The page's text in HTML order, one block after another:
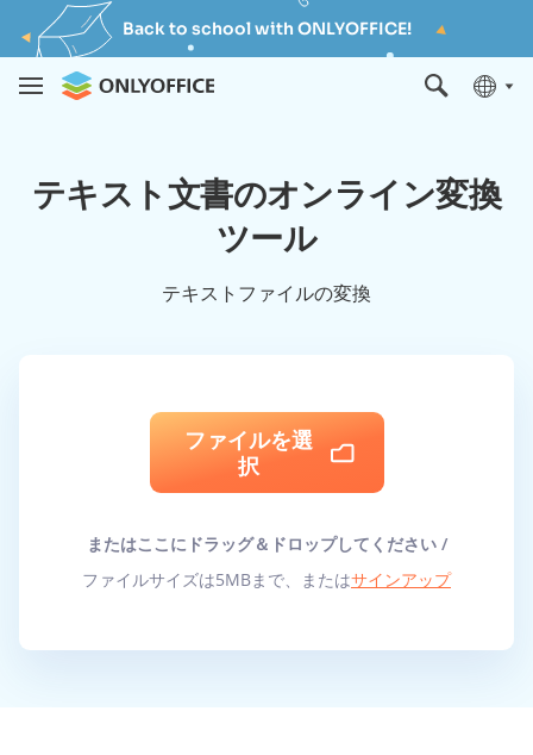
Back to school with ONLYOFFICE!
テキスト文書のオンライン変換
ツール
テキストファイルの変換
ファイルを選
択
またはここにドラッグ＆ドロップしてください /
ファイルサイズは5MBまで、またはサインアップ